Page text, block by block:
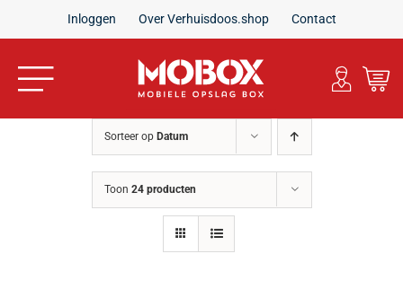
Inloggen Over Verhuisdoos.shop Contact
Toggle
Navigation
Sorteer op Datum
Toon 24 producten